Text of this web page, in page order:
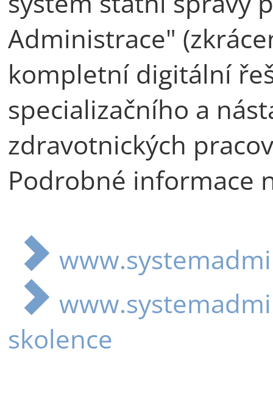
Administrace"
kompletní digitální
specializačního a
zdravotnických
Podrobné informace
skolence